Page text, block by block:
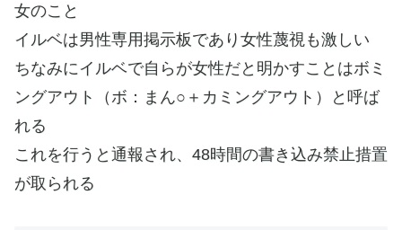
女のこと
イルベは男性専用掲示板であり女性蔑視も激しい
ちなみにイルベで自らが女性だと明かすことはボミ
ングアウト（ボ：まん○＋カミングアウト）と呼ば
れる
これを行うと通報され、48時間の書き込み禁止措置
が取られる